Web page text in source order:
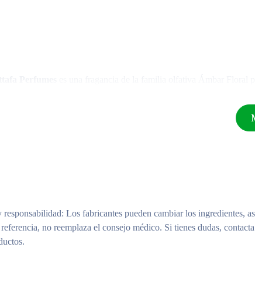
responsabilidad: Los fabricantes pueden cambiar los ingredientes,
no reemplaza el consejo médico. Si tienes dudas,